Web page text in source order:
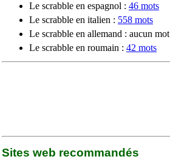
Le scrabble en espagnol : 46 mots
Le scrabble en italien : 558 mots
Le scrabble en allemand : aucun mot
Le scrabble en roumain : 42 mots
Sites web recommandés